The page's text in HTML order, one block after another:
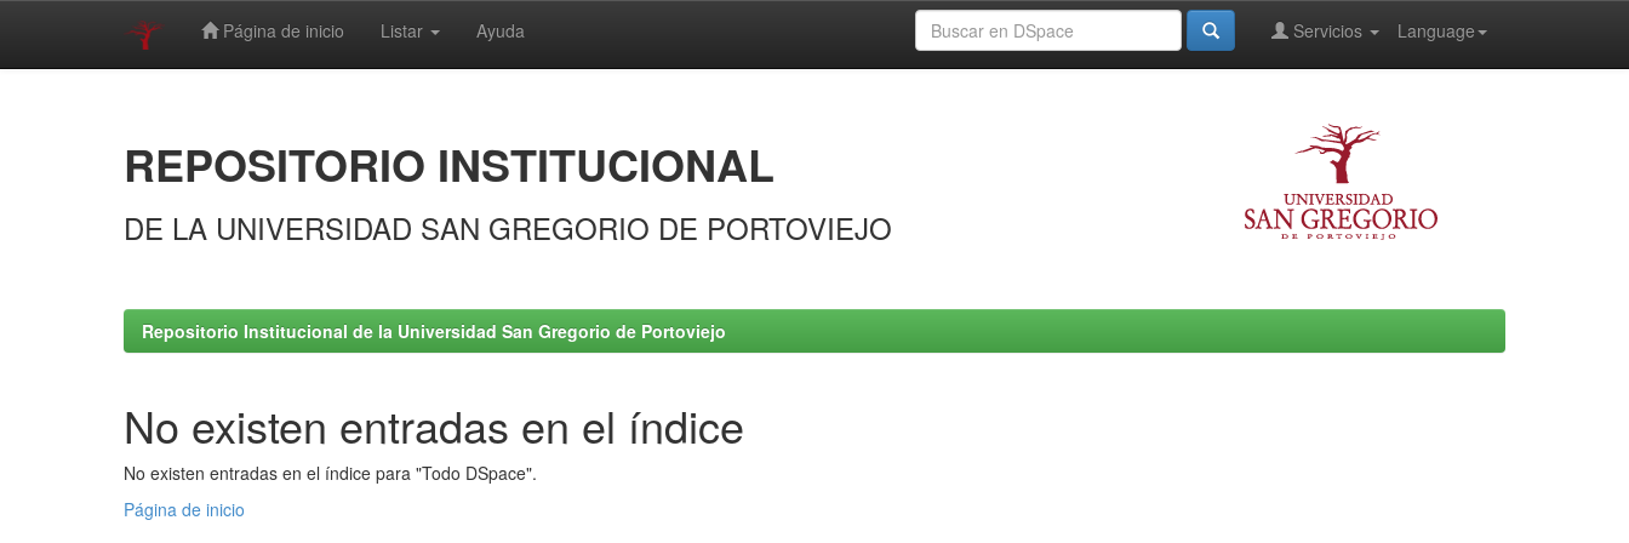
Página de inicio Listar Ayuda Language
Servicios
REPOSITORIO INSTITUCIONAL
DE LA UNIVERSIDAD SAN GREGORIO DE PORTOVIEJO
Repositorio Institucional de la Universidad San Gregorio de Portoviejo
No existen entradas en el índice
No existen entradas en el índice para "Todo DSpace".
Página de inicio